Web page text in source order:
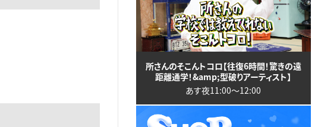
所さんのそこんトコロ【往復6時間！驚きの遠
距離通学！&amp;型破りアーティスト】
あす夜11:00〜12:00